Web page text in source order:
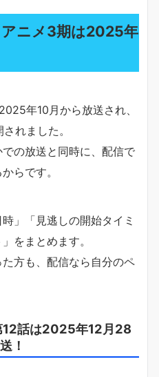
アニメ3期は2025年
年10月から放送され、
れました。
の放送と同時に、配信で
らです。
」「見逃しの開始タイミ
をまとめます。
方も、配信なら自分のペ
12話は2025年12月28
！